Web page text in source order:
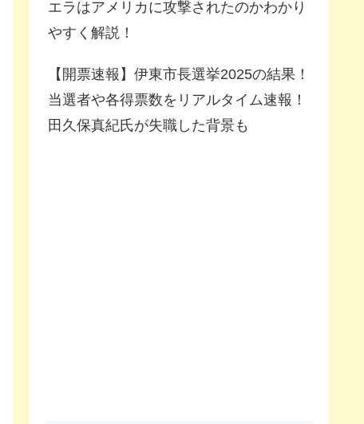
エラはアメリカに攻撃されたのかわかり
やすく解説！
【開票速報】伊東市長選挙2025の結果！
当選者や各得票数をリアルタイム速報！
田久保真紀氏が失職した背景も